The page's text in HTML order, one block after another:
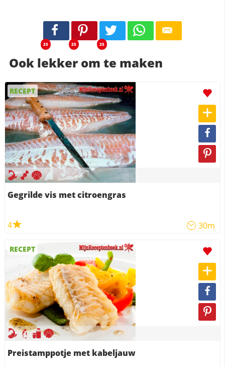
25 25 25
Ook lekker om te maken
RECEPT
Gegrilde vis met citroengras
4 30m
RECEPT
Preistamppotje met kabeljauw